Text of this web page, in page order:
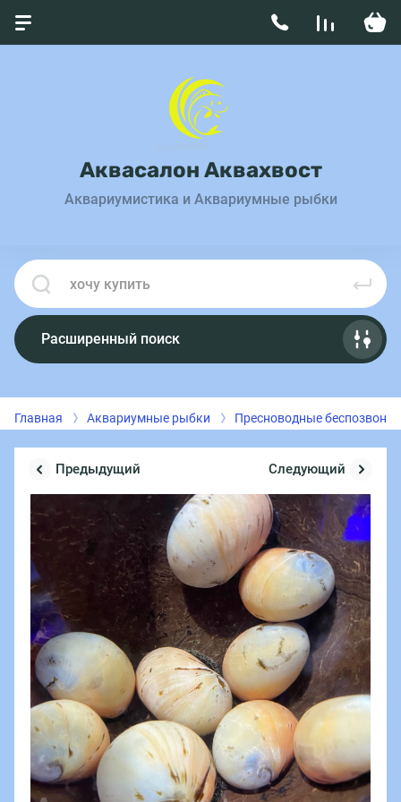
Аквасалон Аквахвост
Аквариумистика и Аквариумные рыбки
Расширенный поиск
Главная Аквариумные рыбки Пресноводные
Предыдущий Следующий